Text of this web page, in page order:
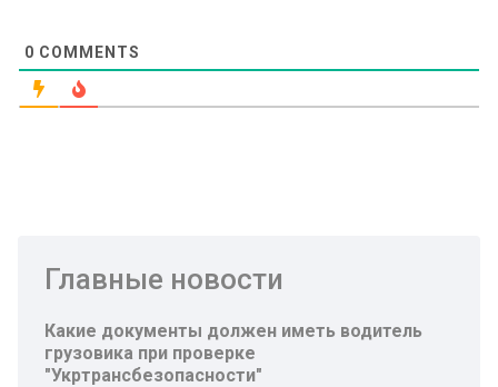
0 COMMENTS
Главные новости
Какие документы должен иметь водитель
грузовика при проверке
"Укртрансбезопасности"